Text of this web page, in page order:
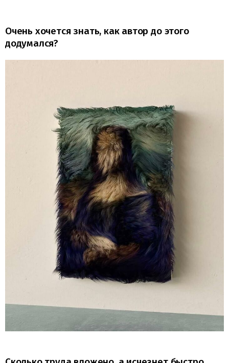
Очень хочется знать, как автор до этого
додумался?